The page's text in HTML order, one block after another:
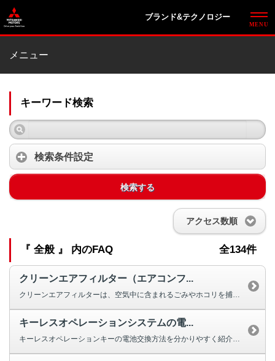
ブランド&テクノロジー
メニュー
キーワード検索
検索条件設定
検索する
アクセス数順
『 全般 』 内のFAQ 全134件
クリーンエアフィルター（エアコンフ...
キーレスオペレーションシステムの電...
キーレスオペレーションキーの電池交換方法を分かりやすく紹介する動画をご用意...